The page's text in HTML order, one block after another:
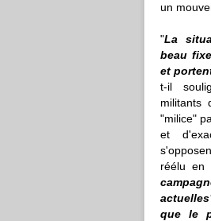
un
"La
beau
et
t-il
militants
"milice"
et
réélu en
que le